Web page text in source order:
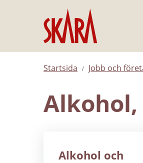
Hoppa till innehåll
Startsida Jobb och
Alkohol och